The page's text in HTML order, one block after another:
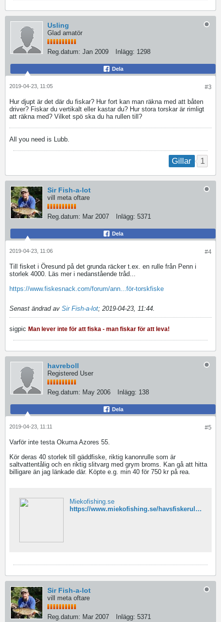
Usling
Glad amatör
Reg.datum: Jan 2009 Inlägg: 1298
Dela
#3
2019-04-23, 11:05
Hur djupt är det där du fiskar? Hur fort kan man räkna med att båten
driver? Fiskar du vertikalt eller kastar du? Hur stora torskar är rimligt
att räkna med? Vilket spö ska du ha rullen till?
All you need is Lubb.
Gillar 1
Sir Fish-a-lot
vill meta oftare
Reg.datum: Mar 2007 Inlägg: 5371
Dela
#4
2019-04-23, 11:06
Till fisket i Öresund på det grunda räcker t.ex. en rulle från Penn i
storlek 4000. Läs mer i nedanstående tråd...
https://www.fiskesnack.com/forum/ann...för-torskfiske
Senast ändrad av Sir Fish-a-lot; 2019-04-23, 11:44.
sigpic Man lever inte för att fiska - man fiskar för att leva!
havreboll
Registered User
Reg.datum: May 2006 Inlägg: 138
Dela
#5
2019-04-23, 11:11
Varför inte testa Okuma Azores 55.
Kör deras 40 storlek till gäddfiske, riktig kanonrulle som är
saltvattentålig och en riktig slitvarg med grym broms. Kan gå att hitta
billigare än jag länkade där. Köpte e.g. min 40 för 750 kr på rea.
Miekofishing.se
https://www.miekofishing.se/havsfiskerullar/7361-okuma-azores-s-5500-fd-haspelrulle-havsfiske.html?gclid=CjwKCAjw7_rlBRBaEiwAc23rhnSvV7OgGuro0pjM2c_8XRl_4FGwAsT9zPnWDqq-NBtDo5xEaQci7RoCZ6sQAvD_BwE
Sir Fish-a-lot
vill meta oftare
Reg.datum: Mar 2007 Inlägg: 5371